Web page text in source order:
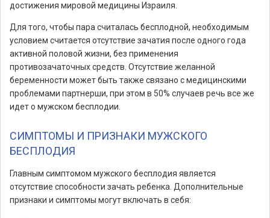
достижения мировой медицины Израиля.
Для того, чтобы пара считалась бесплодной, необходимым
условием считается отсутствие зачатия после одного года
активной половой жизни, без применения
противозачаточных средств. Отсутствие желанной
беременности может быть также связано с медицинскими
проблемами партнерши, при этом в 50% случаев речь все же
идет о мужском бесплодии.
СИМПТОМЫ И ПРИЗНАКИ МУЖСКОГО
БЕСПЛОДИЯ
Главным симптомом мужского бесплодия является
отсутствие способности зачать ребенка. Дополнительные
признаки и симптомы могут включать в себя: